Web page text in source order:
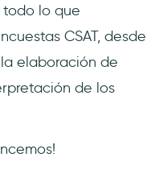
la satisfacción del
en la experiencia
todo lo que
CSAT, desde
elaboración de
de los